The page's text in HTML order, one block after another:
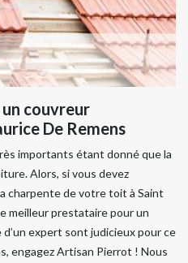
couvreur
De Remens
importants étant donné que la
Alors, si vous devez
charpente de votre toit à Saint
meilleur prestataire pour un
expert sont judicieux pour ce
engagez Artisan Pierrot ! Nous